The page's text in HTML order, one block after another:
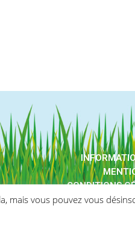
CONDITIONS
mais vous pouvez vous